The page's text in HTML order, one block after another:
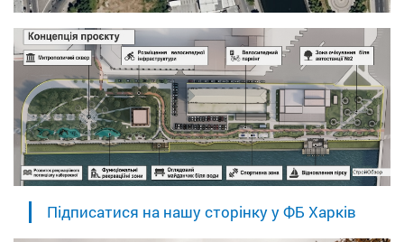
Підписатися на нашу сторінку у ФБ Харків